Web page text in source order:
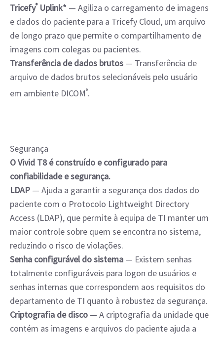
Tricefy®Uplink* — Agiliza o carregamento de imagens
e dados do paciente para a Tricefy Cloud, um arquivo
de longo prazo que permite o compartilhamento de
imagens com colegas ou pacientes.
Transferência de dados brutos — Transferência de
arquivo de dados brutos selecionáveis pelo usuário
em ambiente DICOM®.
Segurança
O Vivid T8 é construído e configurado para
confiabilidade e segurança.
LDAP — Ajuda a garantir a segurança dos dados do
paciente com o Protocolo Lightweight Directory
Access (LDAP), que permite à equipa de TI manter um
maior controle sobre quem se encontra no sistema,
reduzindo o risco de violações.
Senha configurável do sistema — Existem senhas
totalmente configuráveis para logon de usuários e
senhas internas que correspondem aos requisitos do
departamento de TI quanto à robustez da segurança.
Criptografia de disco — A criptografia da unidade que
contém as imagens e arquivos do paciente ajuda a